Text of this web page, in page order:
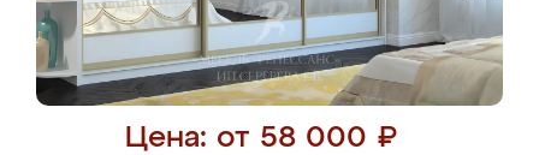
Цена: от 58 000 ₽